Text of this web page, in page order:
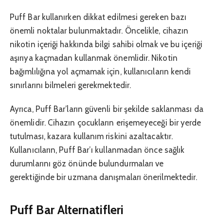
Puff Bar kullanırken dikkat edilmesi gereken bazı
önemli noktalar bulunmaktadır. Öncelikle, cihazın
nikotin içeriği hakkında bilgi sahibi olmak ve bu içeriği
aşırıya kaçmadan kullanmak önemlidir. Nikotin
bağımlılığına yol açmamak için, kullanıcıların kendi
sınırlarını bilmeleri gerekmektedir.
Ayrıca, Puff Bar’ların güvenli bir şekilde saklanması da
önemlidir. Cihazın çocukların erişemeyeceği bir yerde
tutulması, kazara kullanım riskini azaltacaktır.
Kullanıcıların, Puff Bar’ı kullanmadan önce sağlık
durumlarını göz önünde bulundurmaları ve
gerektiğinde bir uzmana danışmaları önerilmektedir.
Puff Bar Alternatifleri